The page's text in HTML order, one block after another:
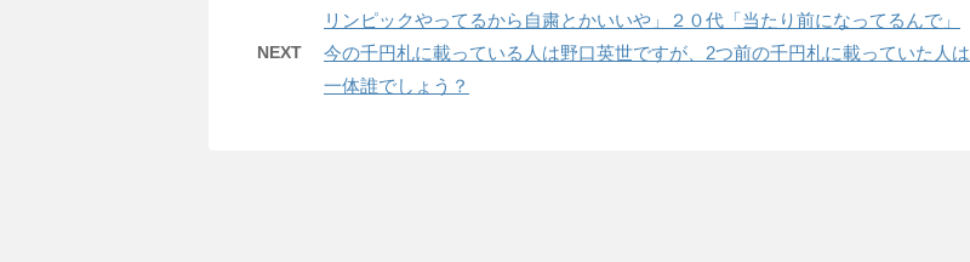
リンピックやってるから自粛とかいいや」２０代「当たり前になってるんで」
NEXT
今の千円札に載っている人は野口英世ですが、2つ前の千円札に載っていた人は
一体誰でしょう？